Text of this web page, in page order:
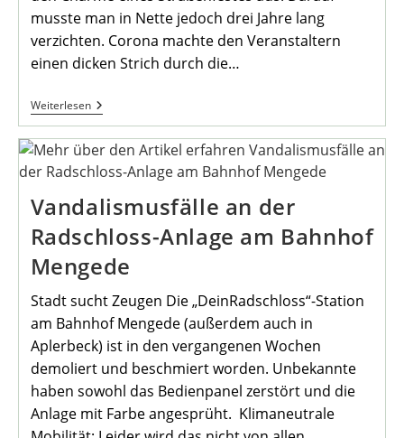
musste man in Nette jedoch drei Jahre lang
verzichten. Corona machte den Veranstaltern
einen dicken Strich durch die…
WeiterlesenDas
Wodanstraßenfest
Zurück
Vandalismusfälle an der
Radschloss-Anlage am Bahnhof
Mengede
Stadt sucht Zeugen Die „DeinRadschloss“-Station
am Bahnhof Mengede (außerdem auch in
Aplerbeck) ist in den vergangenen Wochen
demoliert und beschmiert worden. Unbekannte
haben sowohl das Bedienpanel zerstört und die
Anlage mit Farbe angesprüht. Klimaneutrale